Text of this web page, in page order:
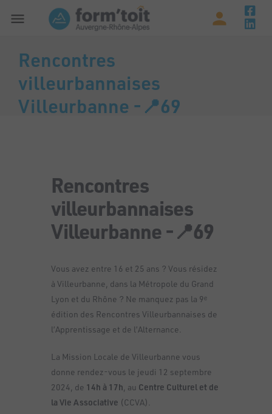
Rencontres
villeurbannaises
Villeurbanne -📍69
Rencontres
villeurbannaises
Villeurbanne -📍69
Vous avez entre 16 et 25 ans ? Vous résidez
à Villeurbanne, dans la Métropole du Grand
Lyon et du Rhône ? Ne manquez pas la 9ᵉ
édition des Rencontres Villeurbannaises de
l’Apprentissage et de l’Alternance.
La Mission Locale de Villeurbanne vous
donne rendez-vous le jeudi 12 septembre
2024, de 14h à 17h, au Centre Culturel et de
la Vie Associative (CCVA).